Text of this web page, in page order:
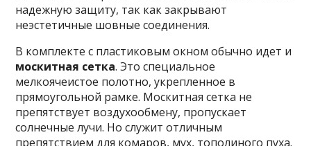
надежную защиту, так как закрывают
неэстетичные шовные соединения.
В комплекте с пластиковым окном обычно идет и
москитная сетка. Это специальное
мелкоячеистое полотно, укрепленное в
прямоугольной рамке. Москитная сетка не
препятствует воздухообмену, пропускает
солнечные лучи. Но служит отличным
препятствием для комаров, мух, тополиного пуха.